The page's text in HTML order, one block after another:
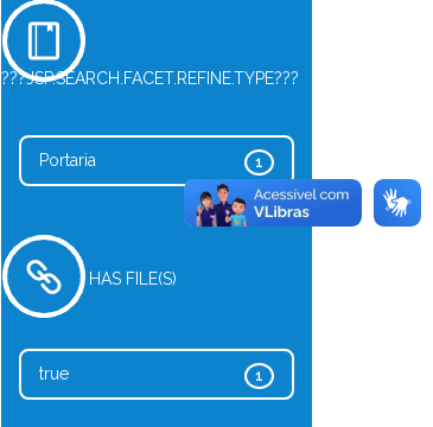
???JSP.SEARCH.FACET.REFINE.TYPE???
1
Portaria
HAS FILE(S)
1
true